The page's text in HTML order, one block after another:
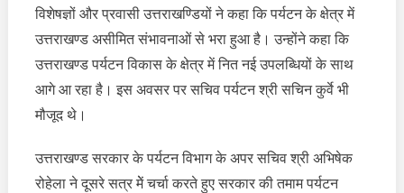
प्रवासी
विशेषज्ञों और प्रवासी उत्तराखण्डियों ने कहा कि पर्यटन के क्षेत्र में
उत्तराखण्ड असीमित संभावनाओं से भरा हुआ है। उन्होंने कहा कि
उत्तराखण्ड पर्यटन विकास के क्षेत्र में नित नई उपलब्धियों के साथ
आगे आ रहा है। इस अवसर पर सचिव पर्यटन श्री सचिन कुर्वे भी
मौजूद थे।
उत्तराखण्ड सरकार के पर्यटन विभाग के अपर सचिव श्री अभिषेक
रोहेला ने दूसरे सत्र मेें चर्चा करते हुए सरकार की तमाम पर्यटन